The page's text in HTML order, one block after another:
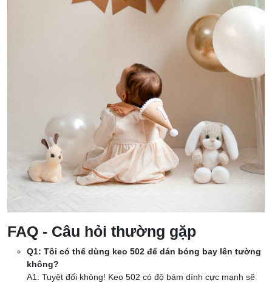
FAQ - Câu hỏi thường gặp
Q1: Tôi có thể dùng keo 502 để dán bóng bay lên tường
không?
A1: Tuyệt đối không! Keo 502 có độ bám dính cực mạnh sẽ